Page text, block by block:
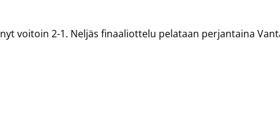
voitoin 2-1. Neljäs finaaliottelu pelataan perjantaina